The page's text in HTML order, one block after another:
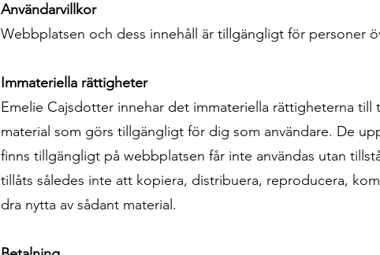
Användarvillkor
Webbplatsen och dess innehåll är tillgängligt för personer
Immateriella rättigheter
Emelie Cajsdotter innehar det immateriella rättigheterna
material som görs tillgängligt för dig som användare. De
finns tillgängligt på webbplatsen får inte användas utan
tillåts således inte att kopiera, distribuera, reproducera,
dra nytta av sådant material.